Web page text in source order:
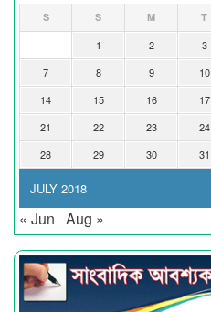
JULY 2018
S S M T
1 2 3
7
8 9 10
14
15 16 17
21
22 23 24
28
29 30 31
« Jun Aug »